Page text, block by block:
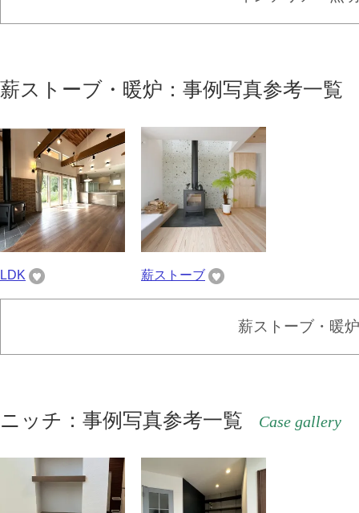
薪ストーブ・暖炉：事例写真参考一覧
LDK 薪ストーブ
薪ストーブ・暖
ニッチ：事例写真参考一覧 Case gallery